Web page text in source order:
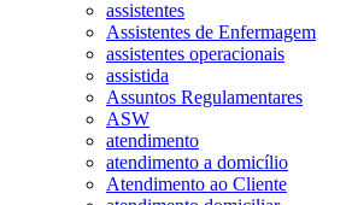
assistentes
Assistentes de Enfermagem
assistentes operacionais
assistida
Assuntos Regulamentares
ASW
atendimento
atendimento a domicílio
Atendimento ao Cliente